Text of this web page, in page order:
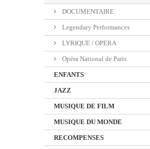
DOCUMENTAIRE
Legendary Performances
LYRIQUE / OPERA
Opéra National de Paris
ENFANTS
JAZZ
MUSIQUE DE FILM
MUSIQUE DU MONDE
RECOMPENSES